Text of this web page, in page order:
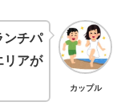
カップル
ンチパ
リアが